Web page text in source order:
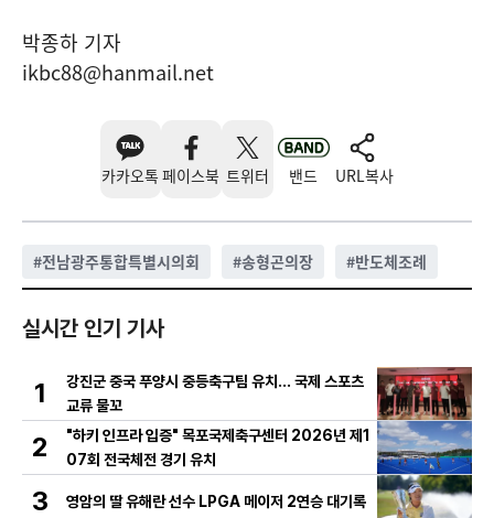
박종하 기자
ikbc88@hanmail.net
카카오톡 페이스북 트위터 밴드 URL복사
#전남광주통합특별시의회 #송형곤의장 #반도체조례
실시간 인기 기사
1
강진군 중국 푸양시 중등축구팀 유치… 국제 스포츠
교류 물꼬
2
"하키 인프라 입증" 목포국제축구센터 2026년 제1
07회 전국체전 경기 유치
3 영암의 딸 유해란 선수 LPGA 메이저 2연승 대기록